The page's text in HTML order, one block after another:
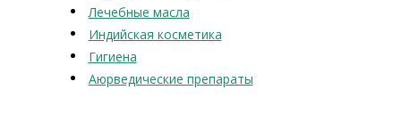
Лечебные масла
Индийская косметика
Гигиена
Аюрведические препараты